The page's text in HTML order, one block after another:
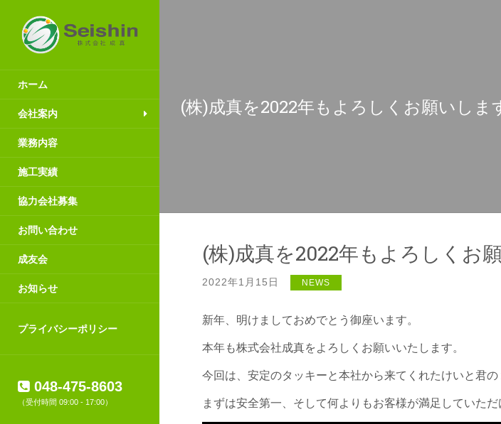
ホーム
会社案内
業務内容
施工実績
協力会社募集
お問い合わせ
成友会
お知らせ
プライバシーポリシー
048-475-8603
（受付時間 09:00 - 17:00）
(株)成真を2022年もよろしくお願いしま
(株)成真を2022年もよろしくお
2022年1月15日 NEWS
新年、明けましておめでとう御座います。
本年も株式会社成真をよろしくお願いいたします。
今回は、安定のタッキーと本社から来てくれたけいと君
まずは安全第一、そして何よりもお客様が満足していただ